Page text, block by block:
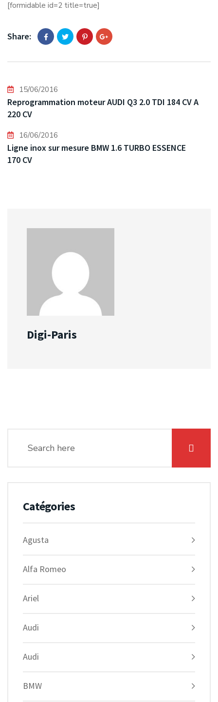
[formidable id=2 title=true]
Share:
15/06/2016
Reprogrammation moteur AUDI Q3 2.0 TDI 184 CV A
220 CV
16/06/2016
Ligne inox sur mesure BMW 1.6 TURBO ESSENCE
170 CV
Digi-Paris
Catégories
Agusta
Alfa Romeo
Ariel
Audi
Audi
BMW